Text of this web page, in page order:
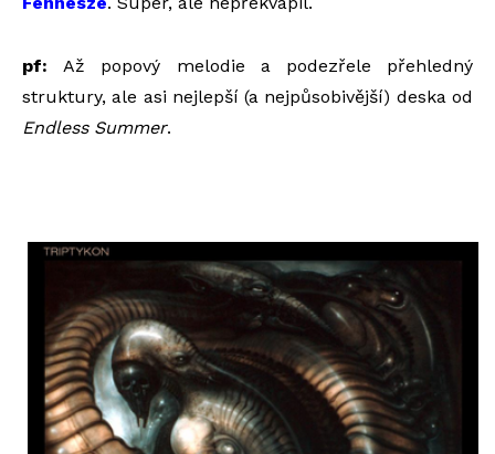
pf:Až popový melodie a podezřele přehledný
struktury, ale asi nejlepší (a nejpůsobivější) deska od
Endless Summer.